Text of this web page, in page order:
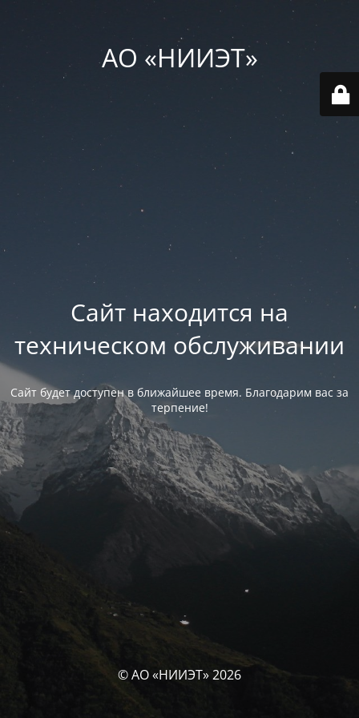
АО «НИИЭТ»
Сайт находится на
техническом обслуживании
Сайт будет доступен в ближайшее время. Благодарим вас за
терпение!
© АО «НИИЭТ» 2026